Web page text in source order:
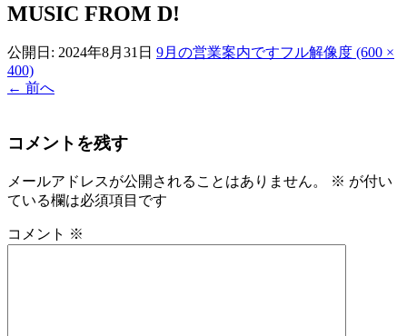
MUSIC FROM D!
公開日: 2024年8月31日 9月の営業案内ですフル解像度 (600 ×
400)
← 前へ
コメントを残す
メールアドレスが公開されることはありません。 ※ が付い
ている欄は必須項目です
コメント ※